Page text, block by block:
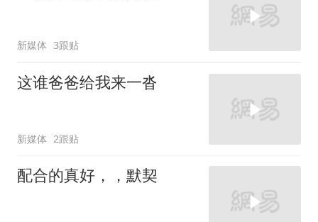
新媒体 3跟贴
这谁爸爸给我来一沓
新媒体 2跟贴
配合的真好，，默契